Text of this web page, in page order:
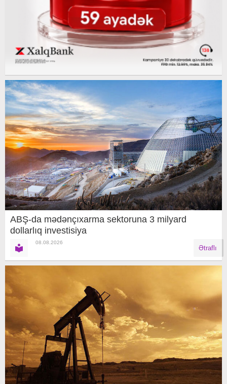
ABŞ-da mədənçıxarma sektoruna 3 milyard
dollarlıq investisiya
08.08.2026
Ətraflı